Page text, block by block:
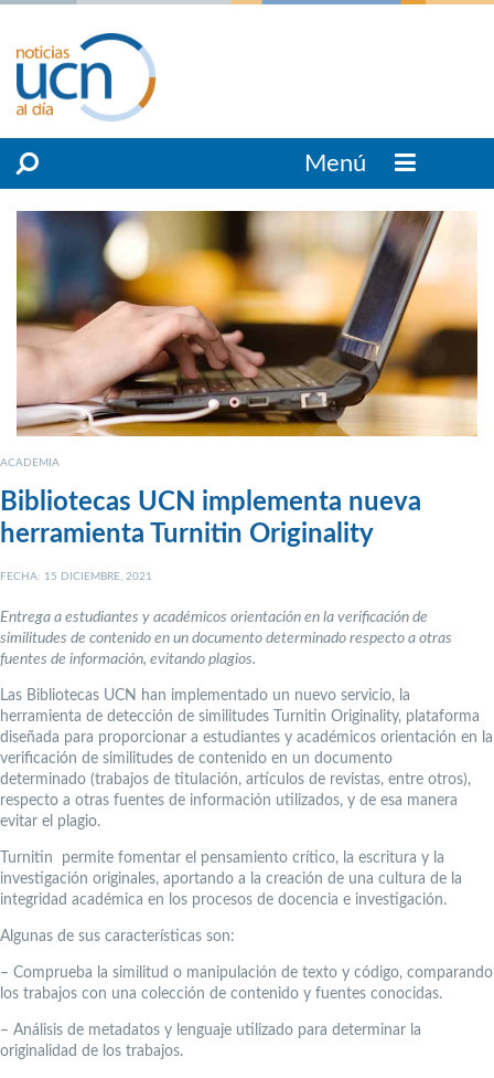
Menú
ACADEMIA
Bibliotecas UCN implementa nueva
herramienta Turnitin Originality
FECHA: 15 DICIEMBRE, 2021
Entrega a estudiantes y académicos orientación en la verificación de
similitudes de contenido en un documento determinado respecto a otras
fuentes de información, evitando plagios.
Las Bibliotecas UCN han implementado un nuevo servicio, la
herramienta de detección de similitudes Turnitin Originality, plataforma
diseñada para proporcionar a estudiantes y académicos orientación en la
verificación de similitudes de contenido en un documento
determinado (trabajos de titulación, artículos de revistas, entre otros),
respecto a otras fuentes de información utilizados, y de esa manera
evitar el plagio.
Turnitin permite fomentar el pensamiento crítico, la escritura y la
investigación originales, aportando a la creación de una cultura de la
integridad académica en los procesos de docencia e investigación.
Algunas de sus características son:
– Comprueba la similitud o manipulación de texto y código, comparando
los trabajos con una colección de contenido y fuentes conocidas.
– Análisis de metadatos y lenguaje utilizado para determinar la
originalidad de los trabajos.